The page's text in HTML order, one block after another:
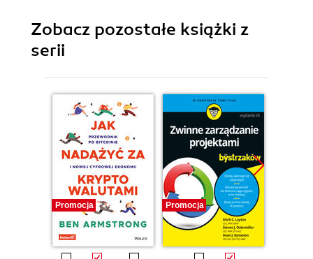
Zobacz pozostałe książki z
serii
Promocja Promocja